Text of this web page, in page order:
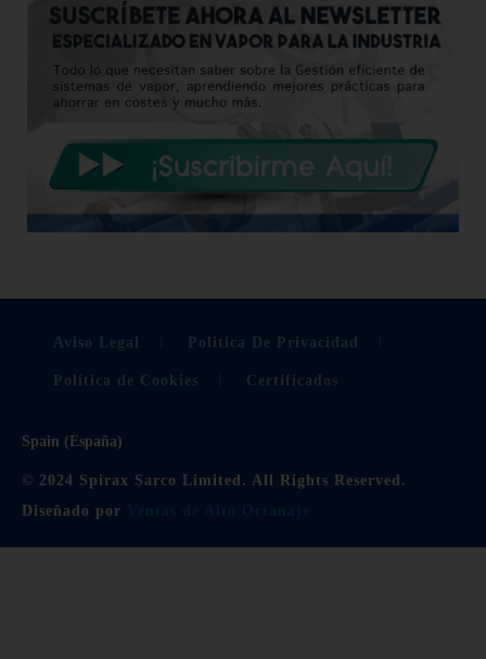
Aviso Legal Politica De Privacidad
Política de Cookies Certificados
Spain (España)
© 2024 Spirax Sarco Limited. All Rights Reserved.
Diseñado por